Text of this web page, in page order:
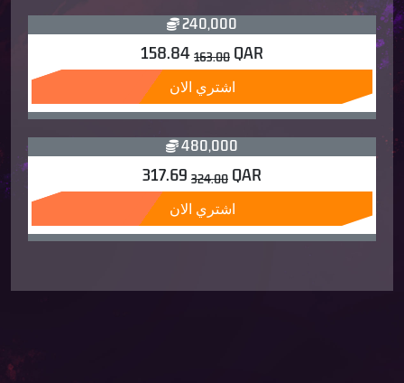
240,000
QAR
163.00
158.84
اشتري الان
480,000
QAR
324.00
317.69
اشتري الان